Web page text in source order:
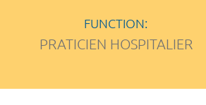
FUNCTION:
PRATICIEN HOSPITALIER